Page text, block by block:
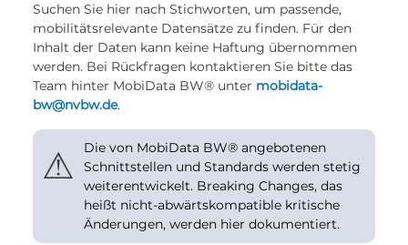
Suchen Sie hier nach Stichworten, um passende,
mobilitätsrelevante Datensätze zu finden. Für den
Inhalt der Daten kann keine Haftung übernommen
werden. Bei Rückfragen kontaktieren Sie bitte das
Team hinter MobiData BW® unter mobidata-
bw@nvbw.de.
⚠
Die von MobiData BW® angebotenen
Schnittstellen und Standards werden stetig
weiterentwickelt. Breaking Changes, das
heißt nicht-abwärtskompatible kritische
Änderungen, werden hier dokumentiert.